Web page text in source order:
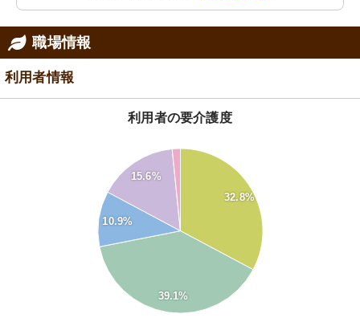
職場情報
利用者情報
利用者の要介護度
32.8%
39.1%
10.9%
15.6%